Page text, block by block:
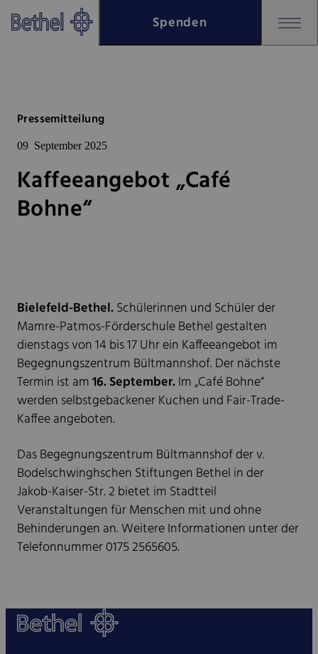
Zum Hauptinhalt springen
Zur Fußzeile springen
Spenden
Pressemitteilung
09 September 2025
Kaffeeangebot „Café
Bohne“
Bielefeld-Bethel.Schülerinnen und Schüler der
Mamre-Patmos-Förderschule Bethel gestalten
dienstags von 14 bis 17 Uhr ein Kaffeeangebot im
Begegnungszentrum Bültmannshof. Der nächste
Termin ist am16. September.Im „Café Bohne“
werden selbstgebackener Kuchen und Fair-Trade-
Kaffee angeboten.
Das Begegnungszentrum Bültmannshof der v.
Bodelschwinghschen Stiftungen Bethel in der
Jakob-Kaiser-Str. 2 bietet im Stadtteil
Veranstaltungen für Menschen mit und ohne
Behinderungen an. Weitere Informationen unter der
Telefonnummer 0175 2565605.